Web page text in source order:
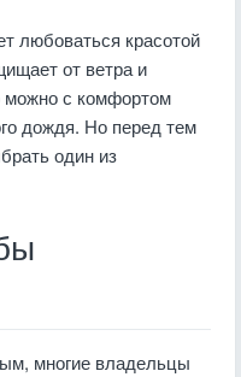
любоваться красотой
от ветра и
можно с комфортом
дождя. Но перед тем
один из
многие владельцы